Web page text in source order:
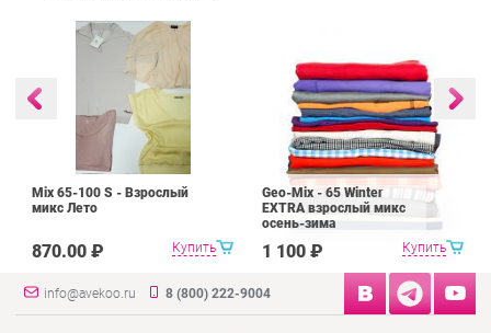
Купить
Mix 65-100 S - Взрослый
микс Лето
870.00 ₽ Купить
Geo-Mix - 65 Winter
EXTRA взрослый микс
осень-зима
1 100 ₽
info@avekoo.ru 8 (800) 222-9004